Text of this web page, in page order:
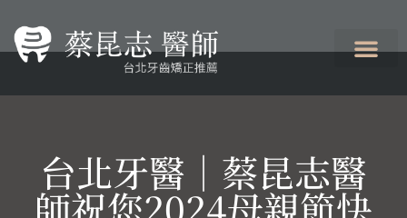
台北牙醫│蔡昆志醫
師祝您2024母親節快